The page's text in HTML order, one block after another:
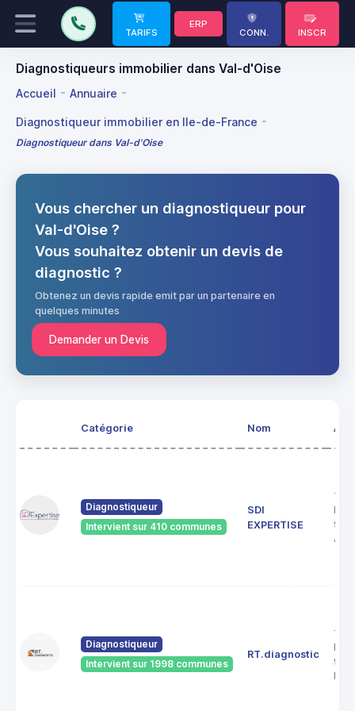
TARIFS
ERP
CONN.
INSCR
Diagnostiqueurs immobilier dans Val-d'Oise
Accueil Annuaire
Diagnostiqueur immobilier en Ile-de-France
Diagnostiqueur dans Val-d'Oise
Vous chercher un diagnostiqueur pour
Val-d'Oise ?
Vous souhaitez obtenir un devis de
diagnostic ?
Obtenez un devis rapide emit par un partenaire en
quelques minutes
Demander un Devis
Catégorie Nom
Diagnostiqueur
Intervient sur 410 communes
SDI
EXPERTISE
164
Diagnostiqueur
Intervient sur 1998 communes
RT.diagnostic
19